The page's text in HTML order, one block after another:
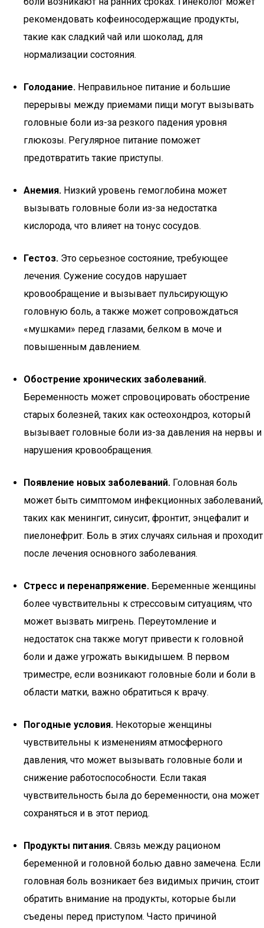
рекомендовать кофеиносодержащие продукты,
такие как сладкий чай или шоколад, для
нормализации состояния.
Голодание. Неправильное питание и большие
перерывы между приемами пищи могут вызывать
головные боли из-за резкого падения уровня
глюкозы. Регулярное питание поможет
предотвратить такие приступы.
Анемия. Низкий уровень гемоглобина может
вызывать головные боли из-за недостатка
кислорода, что влияет на тонус сосудов.
Гестоз. Это серьезное состояние, требующее
лечения. Сужение сосудов нарушает
кровообращение и вызывает пульсирующую
головную боль, а также может сопровождаться
«мушками» перед глазами, белком в моче и
повышенным давлением.
Обострение хронических заболеваний.
Беременность может спровоцировать обострение
старых болезней, таких как остеохондроз, который
вызывает головные боли из-за давления на нервы и
нарушения кровообращения.
Появление новых заболеваний. Головная боль
может быть симптомом инфекционных заболеваний,
таких как менингит, синусит, фронтит, энцефалит и
пиелонефрит. Боль в этих случаях сильная и проходит
после лечения основного заболевания.
Стресс и перенапряжение. Беременные женщины
более чувствительны к стрессовым ситуациям, что
может вызвать мигрень. Переутомление и
недостаток сна также могут привести к головной
боли и даже угрожать выкидышем. В первом
триместре, если возникают головные боли и боли в
области матки, важно обратиться к врачу.
Погодные условия. Некоторые женщины
чувствительны к изменениям атмосферного
давления, что может вызывать головные боли и
снижение работоспособности. Если такая
чувствительность была до беременности, она может
сохраняться и в этот период.
Продукты питания. Связь между рационом
беременной и головной болью давно замечена. Если
головная боль возникает без видимых причин, стоит
обратить внимание на продукты, которые были
съедены перед приступом. Часто причиной